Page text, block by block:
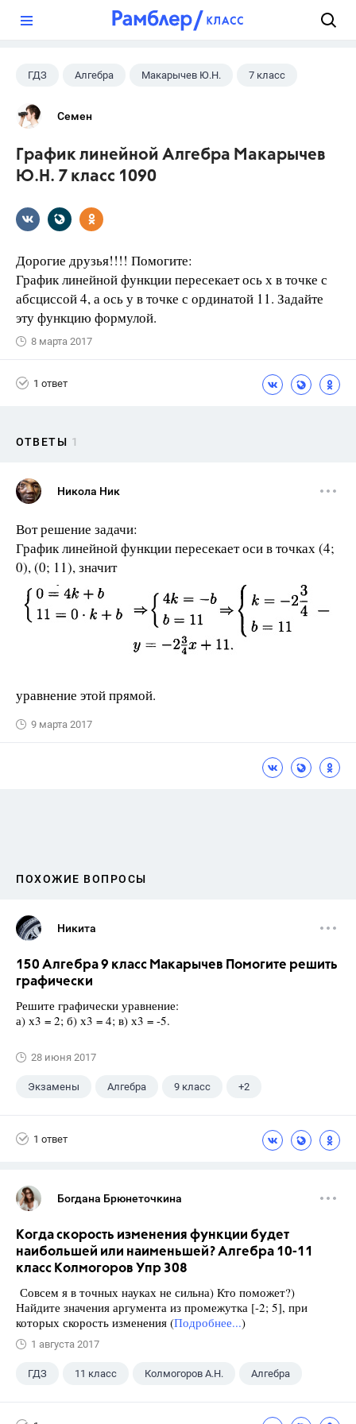
ГДЗ Алгебра Макарычев Ю.Н. 7 класс
Семен
График линейной Алгебра Макарычев
Ю.Н. 7 класс 1090
Дорогие друзья!!!! Помогите:
График линейной функции пересекает ось х в точке с
абсциссой 4, а ось у в точке с ординатой 11. Задайте
эту функцию формулой.
8 марта 2017
1 ответ
ОТВЕТЫ 1
Никола Ник
Вот решение задачи:
График линейной функции пересекает оси в точках (4;
0), (0; 11), значит
уравнение этой прямой.
9 марта 2017
ПОХОЖИЕ ВОПРОСЫ
Никита
150 Алгебра 9 класс Макарычев Помогите решить
графически
Решите графически уравнение:
а) х3 = 2; б) х3 = 4; в) х3 = -5.
28 июня 2017
Экзамены Алгебра 9 класс +2
1 ответ
Богдана Брюнеточкина
Когда скорость изменения функции будет
наибольшей или наименьшей? Алгебра 10-11
класс Колмогоров Упр 308
Совсем я в точных науках не сильна) Кто поможет?)
Найдите значения аргумента из промежутка [-2; 5], при
которых скорость изменения (Подробнее...)
1 августа 2017
ГДЗ 11 класс Колмогоров А.Н. Алгебра